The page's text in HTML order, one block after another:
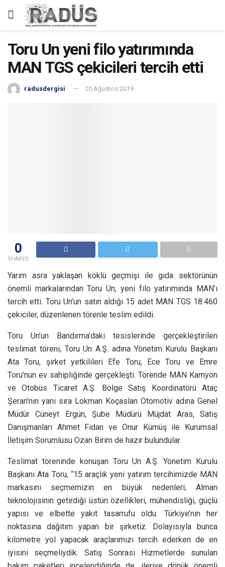
Toru Un yeni filo yatırımında
MAN TGS çekicileri tercih etti
radusdergisi 20 Ağustos 2019
0
SHARES
Yarım asra yaklaşan köklü geçmişi ile gıda sektörünün
önemli markalarından Toru Un, yeni filo yatırımında MAN’ı
tercih etti. Toru Un’un satın aldığı 15 adet MAN TGS 18.460
çekiciler, düzenlenen törenle teslim edildi.
Toru Un’un Bandırma’daki tesislerinde gerçekleştirilen
teslimat töreni, Toru Un A.Ş. adına Yönetim Kurulu Başkanı
Ata Toru, şirket yetkilileri Efe Toru, Ece Toru ve Emre
Toru’nun ev sahipliğinde gerçekleşti. Törende MAN Kamyon
ve Otobüs Ticaret A.Ş. Bölge Satış Koordinatörü Ataç
Şeran’nın yanı sıra Lokman Koçaslan Otomotiv adına Genel
Müdür Cüneyt Ergün, Şube Müdürü Müjdat Aras, Satış
Danışmanları Ahmet Fidan ve Onur Kümüş ile Kurumsal
İletişim Sorumlusu Ozan Birim de hazır bulundular.
Teslimat töreninde konuşan Toru Un A.Ş. Yönetim Kurulu
Başkanı Ata Toru, “15 araçlık yeni yatırım tercihimizde MAN
markasını seçmemizin en büyük nedenleri; Alman
teknolojisinin getirdiği üstün özellikleri, mühendisliği, güçlü
yapısı ve elbette yakıt tasarrufu oldu. Türkiye’nin her
noktasına dağıtım yapan bir şirketiz. Dolayısıyla bunca
kilometre yol yapacak araçlarımızı tercih ederken de en
iyisini seçmeliydik. Satış Sonrası Hizmetlerde sunulan